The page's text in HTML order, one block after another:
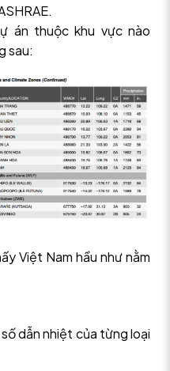
án thuộc khu vực nào
sau:
Việt Nam hầu như nằm
dẫn nhiệt của từng loại